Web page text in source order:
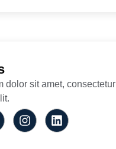
dolor sit amet, consectetur